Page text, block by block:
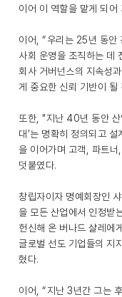
이어 이 역할을 맡게 되어
이어, “우리는 25년 동안
사회 운영을 조직하는 데
회사 거버넌스의 지속성
게 중요한 신뢰 기반이 될
또한, "지난 40년 동안 산
대’는 명확히 정의되고
을 이어가며 고객, 파트
덧붙였다.
창립자이자 명예회장인
을 모든 산업에서 인정받
헌신해 온 버나드 샬레에
글로벌 선도 기업들의 지
혔다.
이어, “지난 3년간 그는